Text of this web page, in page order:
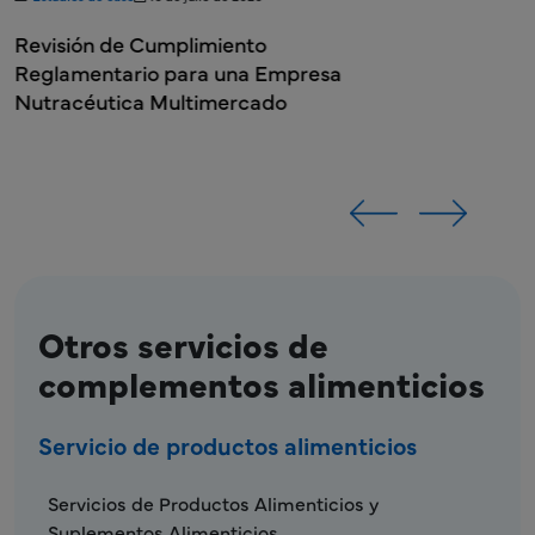
Revisión de Cumplimiento
Reglamentario para una Empresa
Nutracéutica Multimercado
Otros servicios de
complementos alimenticios
Servicio de productos alimenticios
FDS - Menú de Servicio de Productos
Servicios de Productos Alimenticios y